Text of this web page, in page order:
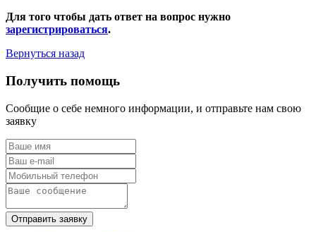
Для того чтобы дать ответ на вопрос нужно
зарегистрироваться.
Вернуться назад
Получить помощь
Сообщие о себе немного информации, и отправьте нам свою
заявку
Отправить заявку